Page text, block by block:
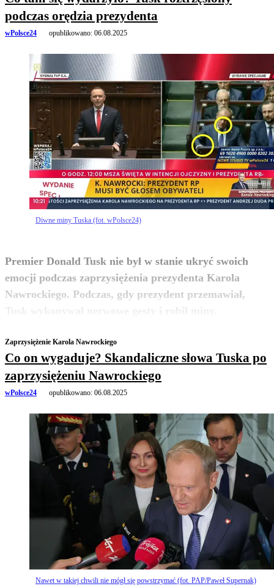
podczas orędzia prezydenta
wPolsce24 opublikowano: 06.08.2025
Diwne miny Tuska (fot. wPolsce24)
Premier Donald Tusk nie był w stanie ukryć swoich
emocji podczas zaprzysiężenia prezydenta Karola
Nawrockiego. Podczas, gdy prezydent przemawiał,
zobacz więcej
Zaprzysiężenie Karola Nawrockiego
Co on wygaduje? Skandaliczne słowa Tuska po
zaprzysiężeniu Nawrockiego
wPolsce24 opublikowano: 06.08.2025
Nawet w takiej chwili nie mógł się powstrzymać (fot. PAP/Paweł Supernak)